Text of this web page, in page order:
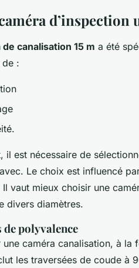
d’inspection
canalisation 15 m a été
de :
il est nécessaire de
Le choix est influencé
Il vaut mieux choisir une
divers diamètres.
polyvalence
une caméra canalisation, à
les traversées de coude à